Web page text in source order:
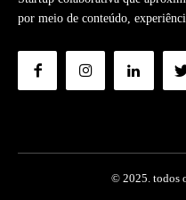
por meio de conteúdo,
© 2025. todos